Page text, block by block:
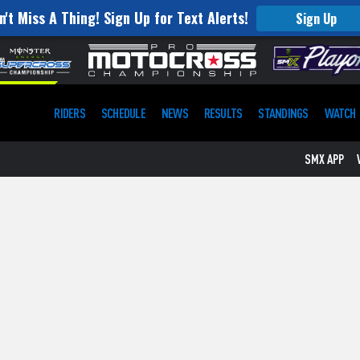
Miss A Thing! Sign Up for Text Alerts! Sign Up
RIDERS SCHEDULE NEWS RESULTS STANDINGS WATCH
SMX APP